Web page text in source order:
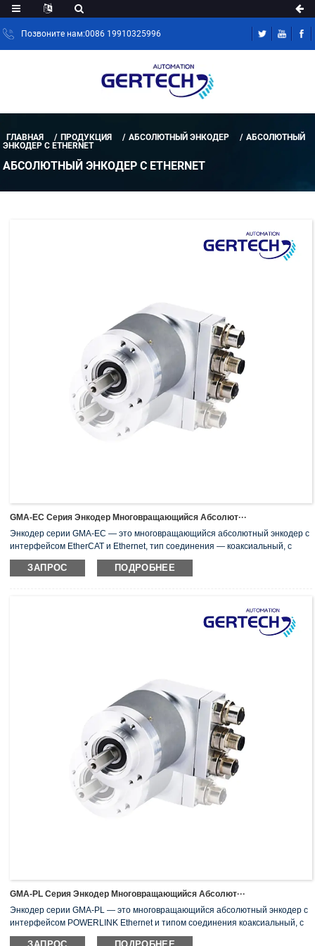
Позвоните нам:0086 19910325996
ГЛАВНАЯ ПРОДУКЦИЯ АБСОЛЮТНЫЙ ЭНКОДЕР
АБСОЛЮТНЫЙ
ЭНКОДЕР С ETHERNET
АБСОЛЮТНЫЙ ЭНКОДЕР С ETHERNET
GMA-EC Серия Энкодер Многовращающийся Абсолют···
Энкодер серии GMA-EC — это многовращающийся абсолютный энкодер с
интерфейсом EtherCAT и Ethernet, тип соединения — коаксиальный, с
корпусом диаметром 58 мм и диаметром твердого вала 10 мм,
разрешение: макс. 29 бит. EtherCAT — это высокоэффективный протокол
дает EtherCAT ряд уникальных преимуществ. Поскольку сообщения
EtherCAT передаются до того, как обрабатываются в каждом узле,
EtherCAT работает с высокой скоростью и эффективностью. Этот процесс
прочего, протокол безопасности и несколько профилей устройств.
EtherCAT также выигрывает от сильной пользовательской группы.
Сочетание этих преимуществ делает EtherCAT перспективным для
ЗАПРОС ПОДРОБНЕЕ
GMA-PL Серия Энкодер Многовращающийся Абсолют···
Энкодер серии GMA-PL — это многовращающийся абсолютный энкодер с
интерфейсом POWERLINK Ethernet и типом соединения коаксиальный, с
корпусом диаметром 58 мм и диаметром твердого вала 10 мм,